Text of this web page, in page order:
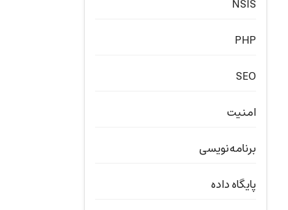
NSIS
PHP
SEO
امنیت
برنامه‌نویسی
پایگاه داده